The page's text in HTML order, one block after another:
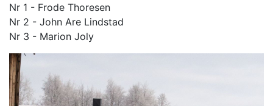
Nr 1 - Frode Thoresen
Nr 2 - John Are Lindstad
Nr 3 - Marion Joly